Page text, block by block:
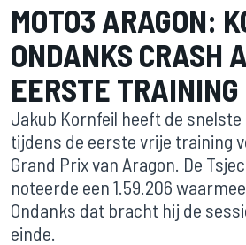
MOTO3 ARAGON:
ONDANKS CRASH
EERSTE TRAINING
Jakub Kornfeil heeft de
tijdens de eerste vrije training
Grand Prix van Aragon. De
noteerde een 1.59.206
Ondanks dat bracht hij de
einde.